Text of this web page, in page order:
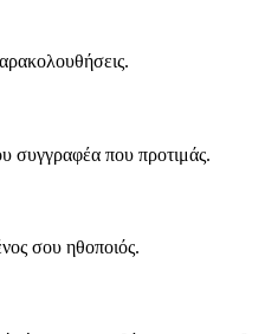
συγγραφέα που προτιμάς.
σου ηθοποιός.